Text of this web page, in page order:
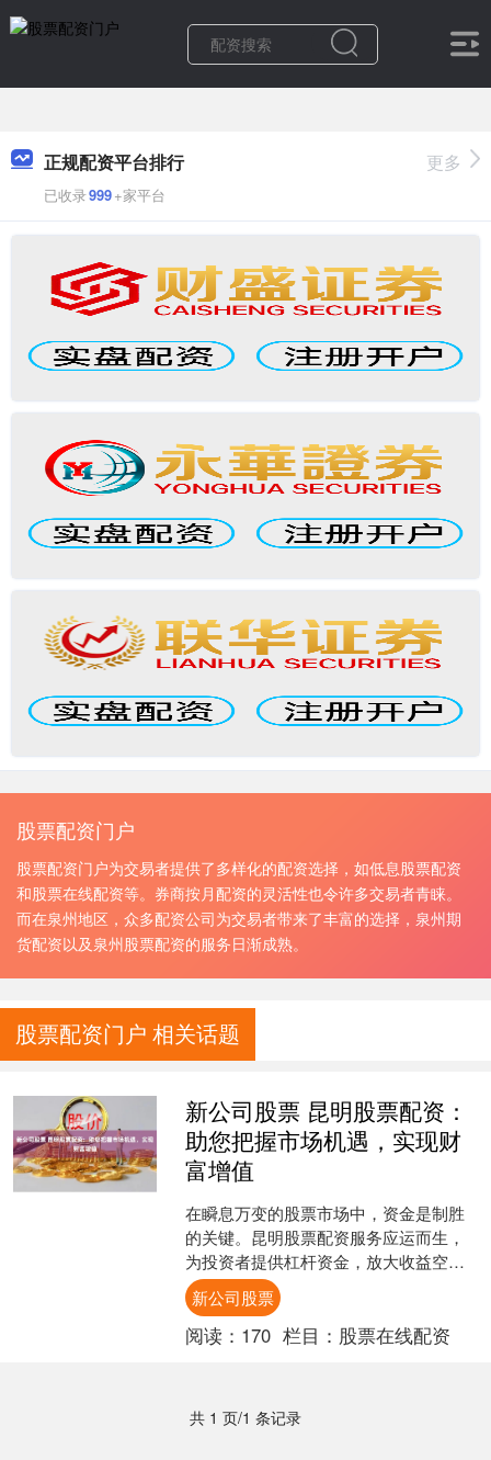
正规配资平台排行
已收录999+家平台
更多
股票配资门户
股票配资门户为交易者提供了多样化的配资选择，如低息股票配资
和股票在线配资等。券商按月配资的灵活性也令许多交易者青睐。
而在泉州地区，众多配资公司为交易者带来了丰富的选择，泉州期
货配资以及泉州股票配资的服务日渐成熟。
股票配资门户 相关话题
新公司股票 昆明股票配资：
助您把握市场机遇，实现财
富增值
在瞬息万变的股票市场中，资金是制胜
的关键。昆明股票配资服务应运而生，
为投资者提供杠杆资金，放大收益空
间。 * **评估投资者风险承受能力：**配
资公司会对投资者....
新公司股票
阅读： 170 栏目： 股票在线配资
共 1 页/1 条记录